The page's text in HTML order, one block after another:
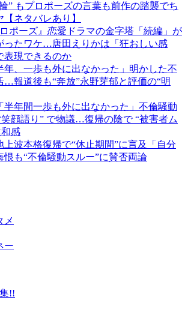
” もプロポーズの言葉も前作の踏襲でち
ネタバレあり】
ロポーズ』恋愛ドラマの金字塔「続編」が
ったワケ…唐田えりかは「狂おしい感
表現できるのか
年、一歩も外に出なかった」明かした不
…報道後も“奔放”永野芽郁と評価の“明
半年間一歩も外に出なかった」不倫騒動
顔語り” で物議…復帰の陰で “被害者ム
感
波本格復帰で“休止期間”に言及「自分
恨も“不倫騒動スルー”に賛否両論